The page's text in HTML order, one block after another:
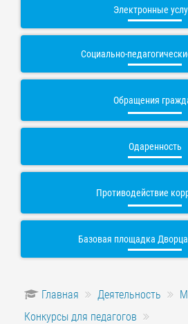
Электронные
Социально-
Обращения
Одаренность
Противодействие
Базовая площадка
Главная Деятельность
Конкурсы для педагогов